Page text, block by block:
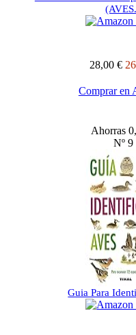
28,00 €
Comprar en
Ahorras
Nº 9
Guia Para